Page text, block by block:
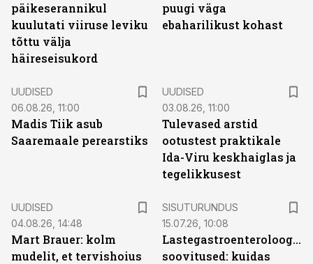
päikeserannikul
kuulutati viiruse leviku
tõttu välja
häireseisukord
puugi väga
ebaharilikust kohast
UUDISED
06.08.26, 11:00
Madis Tiik asub
Saaremaale perearstiks
UUDISED
03.08.26, 11:00
Tulevased arstid
ootustest praktikale
Ida-Viru keskhaiglas ja
tegelikkusest
UUDISED
04.08.26, 14:48
Mart Brauer: kolm
mudelit, et tervishoius
SISUTURUNDUS
15.07.26, 10:08
Lastegastroenteroloogide
soovitused: kuidas